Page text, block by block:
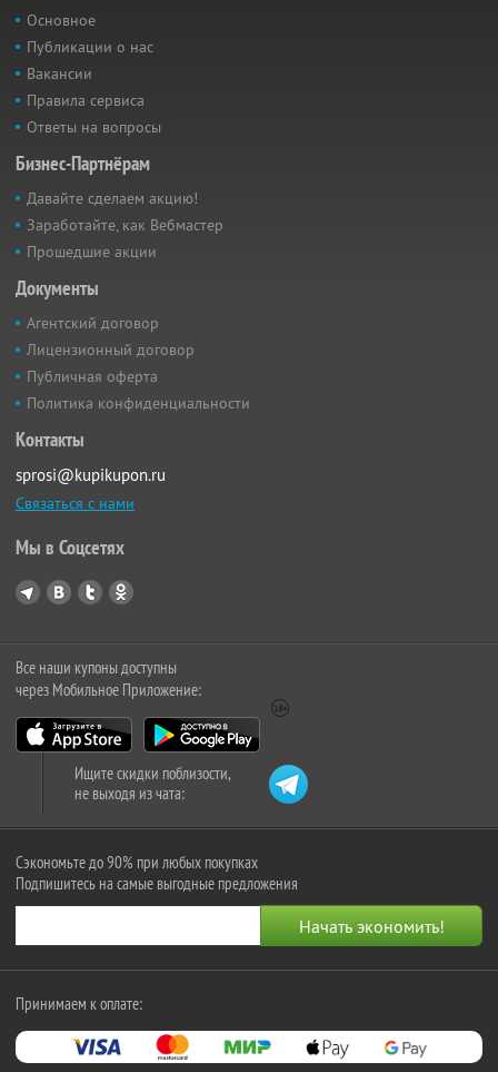
Основное
Публикации о нас
Вакансии
Правила сервиса
Ответы на вопросы
Бизнес-Партнёрам
Давайте сделаем акцию!
Заработайте, как Вебмастер
Прошедшие акции
Документы
Агентский договор
Лицензионный договор
Публичная оферта
Политика конфиденциальности
Контакты
sprosi@kupikupon.ru
Связаться с нами
Мы в Соцсетях
Все наши купоны доступны
через Мобильное Приложение:
Ищите скидки поблизости,
не выходя из чата:
Сэкономьте до 90% при любых покупках
Подпишитесь на самые выгодные предложения
Принимаем к оплате: